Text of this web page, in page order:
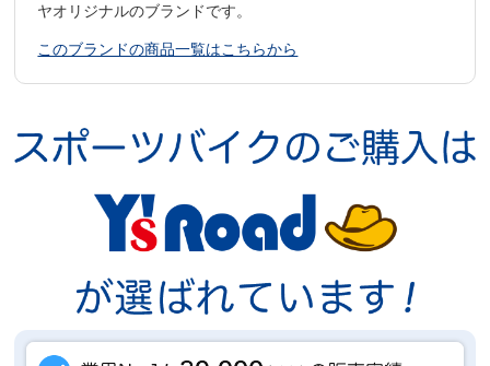
ヤオリジナルのブランドです。
このブランドの商品一覧はこちらから